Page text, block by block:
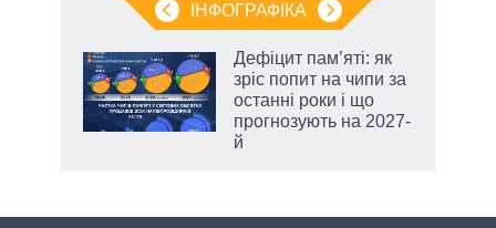
ІНФОГРАФІКА
Дефіцит пам’яті: як
зріс попит на чипи за
останні роки і що
прогнозують на 2027-
й